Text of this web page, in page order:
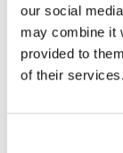
our social
may combine it
provided to
of their services.
Sürekli gelişim ve
Daha iyi ve
çeken Sarvan,
olduğu gibi